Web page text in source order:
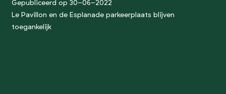
Gepubliceerd op 30-06-2022
Le Pavillon en de Esplanade parkeerplaats blijven
toegankelijk